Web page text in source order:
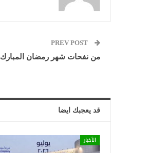
من نفحات شهر رمضان المبارك
قد يعجبك ايضا
الأخبار